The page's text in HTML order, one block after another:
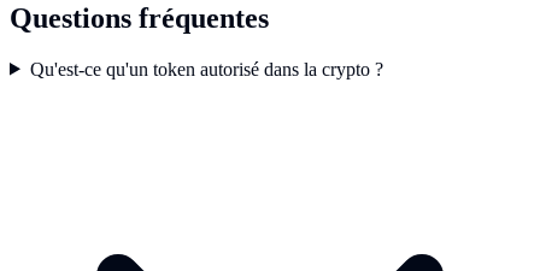
Questions fréquentes
Qu'est-ce qu'un token autorisé dans la crypto ?